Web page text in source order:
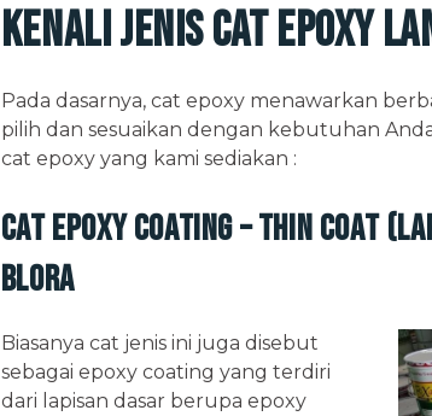
Kenali Jenis Cat Epoxy
Pada dasarnya, cat epoxy menawarkan
pilih dan sesuaikan dengan kebutuhan
cat epoxy yang kami sediakan :
Cat Epoxy Coating – Thin Coat
Blora
Biasanya cat jenis ini juga disebut
sebagai epoxy coating yang terdiri
dari lapisan dasar berupa epoxy